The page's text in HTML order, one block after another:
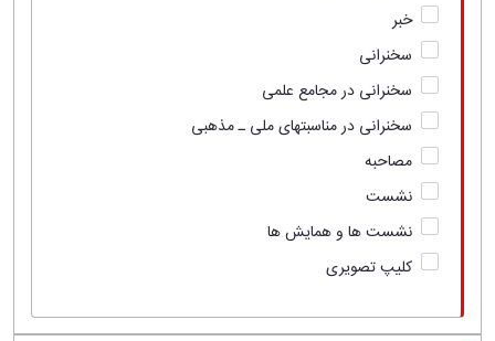
خبر
سخنرانی
سخنرانی در مجامع علمی
سخنرانی در مناسبتهای ملی ـ مذهبی
مصاحبه
نشست
نشست ها و همایش ها
کلیپ تصویری